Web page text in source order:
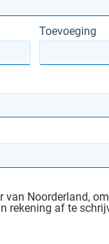
Toevoeging
van Noorderland,
rekening af te